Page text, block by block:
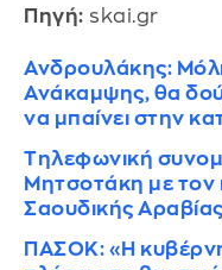
Πηγή: skai.gr
Ανδρουλάκης:
Ανάκαμψης, θα
να μπαίνει στην
Τηλεφωνική
Μητσοτάκη με τον
Σαουδικής Αραβίας
ΠΑΣΟΚ: «H